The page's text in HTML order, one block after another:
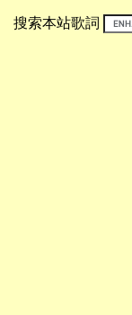
搜索本站歌詞